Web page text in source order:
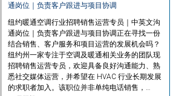
通岗位｜负责客户跟进与项目协调
纽约暖通空调行业招聘销售运营专员｜中英文沟
通岗位｜负责客户跟进与项目协调正在寻找一份
结合销售、客户服务和项目运营的发展机会吗？
纽约州一家专注于空调及暖通相关业务的团队现
招聘销售运营专员，欢迎具备良好沟通能力、熟
悉社交媒体运营，并希望在 HVAC 行业长期发展
的求职者加入。该职位并非单纯电话销售，…